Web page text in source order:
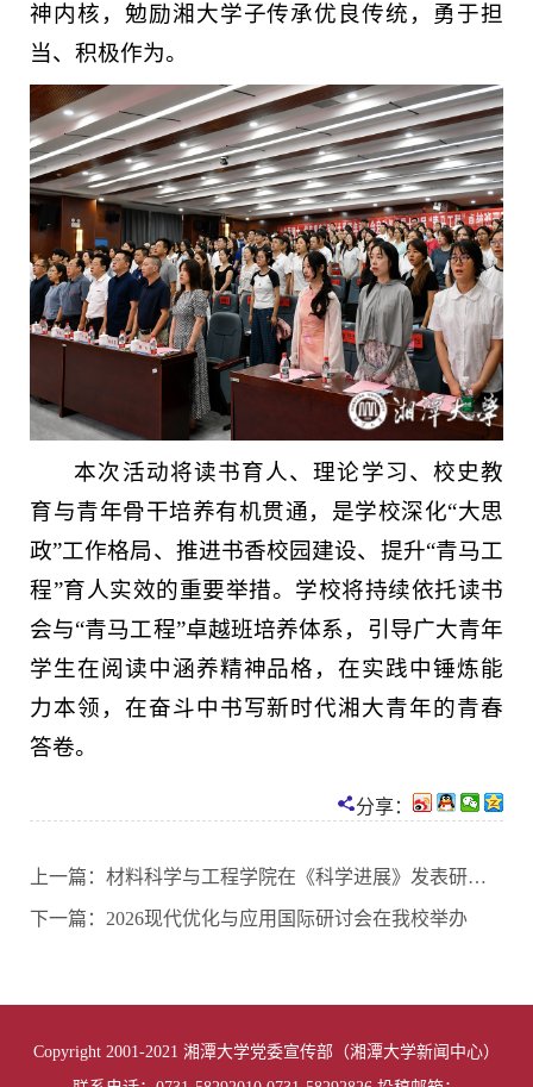
神内核，勉励湘大学子传承优良传统，勇于担
当、积极作为。
本次活动将读书育人、理论学习、校史教
育与青年骨干培养有机贯通，是学校深化“大思
政”工作格局、推进书香校园建设、提升“青马工
程”育人实效的重要举措。学校将持续依托读书
会与“青马工程”卓越班培养体系，引导广大青年
学生在阅读中涵养精神品格，在实践中锤炼能
力本领，在奋斗中书写新时代湘大青年的青春
答卷。
分享：
上一篇： 材料科学与工程学院在《科学进展》发表研究成果
下一篇： 2026现代优化与应用国际研讨会在我校举办
Copyright 2001-2021 湘潭大学党委宣传部（湘潭大学新闻中心）